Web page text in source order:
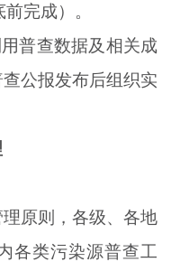
完成）。
普查数据及相关成
公报发布后组织实
原则，各级、各地
各类污染源普查工